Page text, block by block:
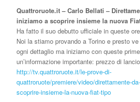
Quattroruote.it – Carlo Bellati –
iniziamo a scoprire insieme la nuova
Ha fatto il suo debutto ufficiale in queste
Noi la stiamo provando a Torino e presto
ogni dettaglio ma iniziamo con queste
un’informazione importante: prezzo di
http://tv.quattroruote.it/le-prove-di-
quattroruote/premiere/video/direttamente-
scoprire-insieme-la-nuova-fiat-tipo